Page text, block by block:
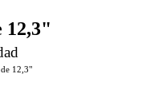
12,3"
12,3"